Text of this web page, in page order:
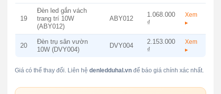
19
Đèn led gắn vách
trang trí 10W
(ABY012)
ABY012
1.068.000
₫
Xem
▸
20
Đèn trụ sân vườn
10W (DVY004)
DVY004
2.153.000
₫
Xem
▸
Giá có thể thay đổi. Liên hệ denledduhal.vnđể báo giá chính xác nhất.